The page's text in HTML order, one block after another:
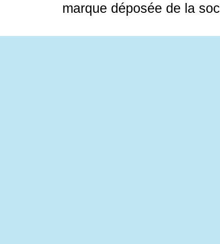
marque déposée de la